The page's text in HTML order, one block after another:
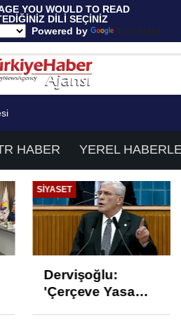
YOU WOULD TO READ
DİLİ SEÇİNİZ
Powered by
Translate
HABER YEREL
SIYASET
Dervişoğlu:
'Çerçeve Yasa